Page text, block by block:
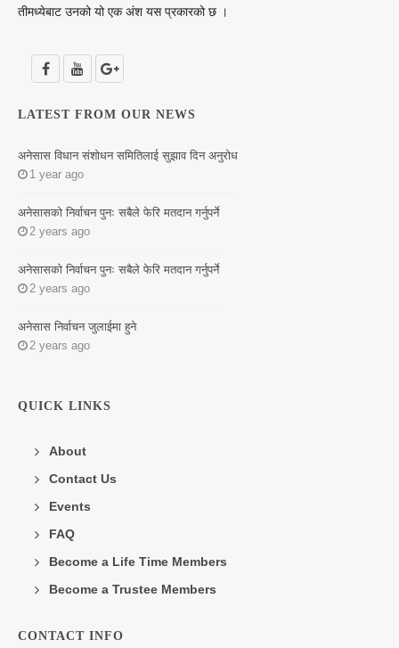
तीमध्येबाट उनको यो एक अंश यस प्रकारको छ ।
LATEST FROM OUR NEWS
अनेसास विधान संशोधन समितिलाई सुझाव दिन अनुरोध
1 year ago
अनेसासको निर्वाचन पुनः सबैले फेरि मतदान गर्नुपर्ने
2 years ago
अनेसासको निर्वाचन पुनः सबैले फेरि मतदान गर्नुपर्ने
2 years ago
अनेसास निर्वाचन जुलाईमा हुने
2 years ago
QUICK LINKS
About
Contact Us
Events
FAQ
Become a Life Time Members
Become a Trustee Members
CONTACT INFO